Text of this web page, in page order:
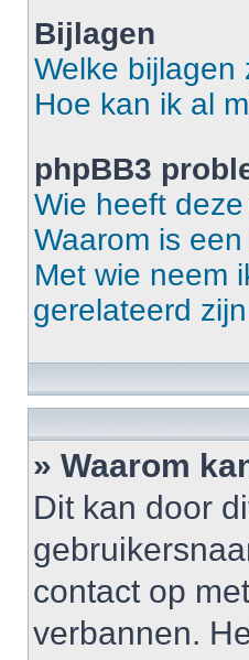
Bijlagen
Welke bijlagen
Hoe kan ik al
phpBB3
Wie heeft
Waarom is
Met wie neem
gerelateerd
» Waarom
Dit kan door
contact op
verbannen.